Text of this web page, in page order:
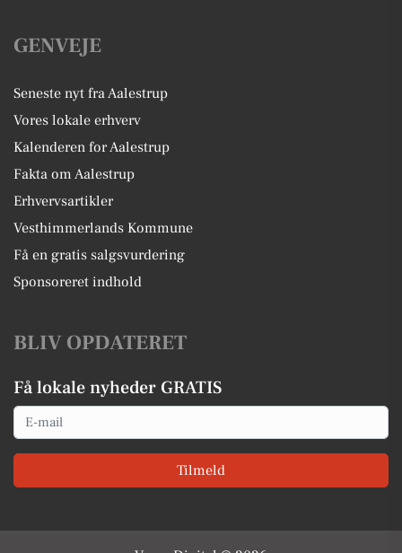
GENVEJE
Seneste nyt fra Aalestrup
Vores lokale erhverv
Kalenderen for Aalestrup
Fakta om Aalestrup
Erhvervsartikler
Vesthimmerlands Kommune
Få en gratis salgsvurdering
Sponsoreret indhold
BLIV OPDATERET
Få lokale nyheder GRATIS
Email
Tilmeld